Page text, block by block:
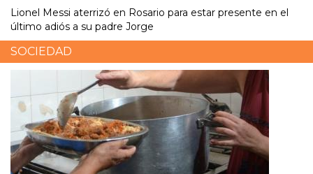
Lionel Messi aterrizó en Rosario para estar presente en el
último adiós a su padre Jorge
SOCIEDAD